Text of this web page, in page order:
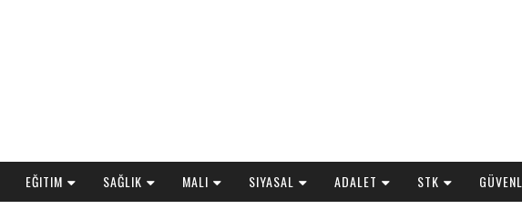
EĞITIM SAĞLIK MALI SIYASAL ADALET STK